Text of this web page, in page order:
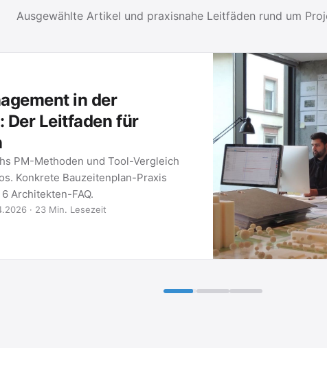
Ausgewählte Artikel und praxisnahe Leitfäden rund um
Methoden und Werkzeuge für Ihre Projektarbeit: vom klassischen Gantt-
METHODE 01
Was ein Gantt-Diagramm ist, wie Sie
eines erstellen und welche Tools sich
2026 …
METHODE
Kanban-
Wie Kanban
Regeln Teams
Board in …